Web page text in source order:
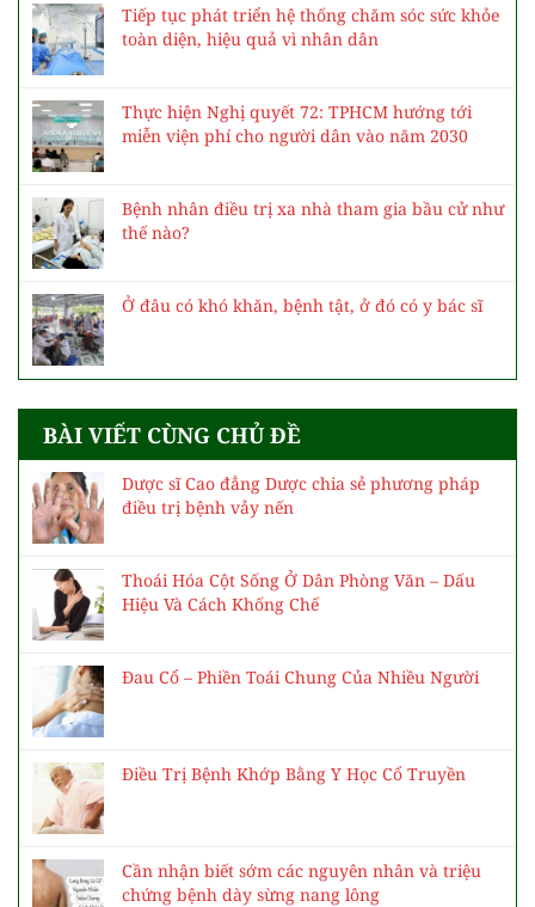
Tiếp tục phát triển hệ thống chăm sóc sức khỏe
toàn diện, hiệu quả vì nhân dân
Thực hiện Nghị quyết 72: TPHCM hướng tới
miễn viện phí cho người dân vào năm 2030
Bệnh nhân điều trị xa nhà tham gia bầu cử như
thế nào?
Ở đâu có khó khăn, bệnh tật, ở đó có y bác sĩ
BÀI VIẾT CÙNG CHỦ ĐỀ
Dược sĩ Cao đẳng Dược chia sẻ phương pháp
điều trị bệnh vảy nến
Thoái Hóa Cột Sống Ở Dân Phòng Văn – Dấu
Hiệu Và Cách Khống Chế
Đau Cổ – Phiền Toái Chung Của Nhiều Người
Điều Trị Bệnh Khớp Bằng Y Học Cổ Truyền
Cần nhận biết sớm các nguyên nhân và triệu
chứng bệnh dày sừng nang lông